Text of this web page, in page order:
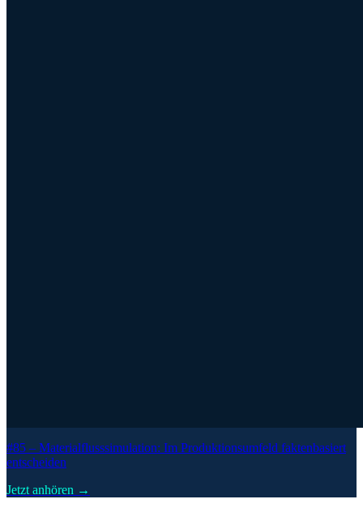
#85 – Materialflusssimulation: Im Produktionsumfeld faktenbasiert
entscheiden
Jetzt anhören →